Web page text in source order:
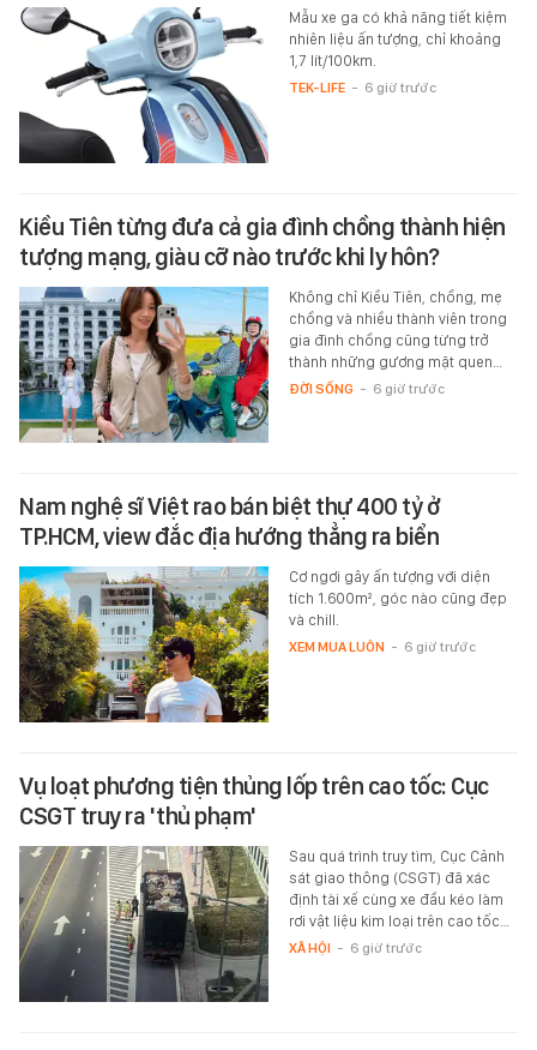
Mẫu xe ga có khả năng tiết kiệm
nhiên liệu ấn tượng, chỉ khoảng
1,7 lít/100km.
TEK-LIFE - 6 giờ trước
Kiều Tiên từng đưa cả gia đình chồng thành hiện
tượng mạng, giàu cỡ nào trước khi ly hôn?
Không chỉ Kiều Tiên, chồng, mẹ
chồng và nhiều thành viên trong
gia đình chồng cũng từng trở
thành những gương mặt quen…
ĐỜI SỐNG - 6 giờ trước
Nam nghệ sĩ Việt rao bán biệt thự 400 tỷ ở
TP.HCM, view đắc địa hướng thẳng ra biển
Cơ ngơi gây ấn tượng với diện
tích 1.600m², góc nào cũng đẹp
và chill.
XEM MUA LUÔN - 6 giờ trước
Vụ loạt phương tiện thủng lốp trên cao tốc: Cục
CSGT truy ra 'thủ phạm'
Sau quá trình truy tìm, Cục Cảnh
sát giao thông (CSGT) đã xác
định tài xế cùng xe đầu kéo làm
rơi vật liệu kim loại trên cao tốc…
XÃ HỘI - 6 giờ trước